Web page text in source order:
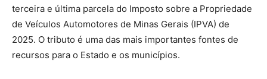
terceira e última parcela do Imposto sobre a Propriedade
de Veículos Automotores de Minas Gerais (IPVA) de
2025. O tributo é uma das mais importantes fontes de
recursos para o Estado e os municípios.